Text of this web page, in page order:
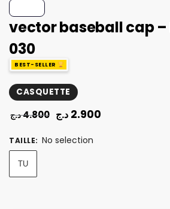
vector baseball cap –
030
BEST-SELLER
CASQUETTE
4.800د.ج 2.900 د.ج
TAILLE: No selection
TU